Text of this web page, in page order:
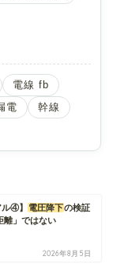
電線 fb
電
幹線
ル④】 電圧降下の検証
離」ではない
2026年8月5日